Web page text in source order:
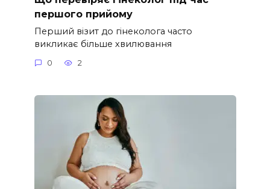
першого прийому
Перший візит до гінеколога часто
викликає більше хвилювання
0 2